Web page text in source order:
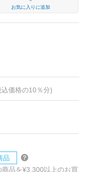
お気に入りに追加
込価格の10％分)
品
商品を¥3,300以上のお買